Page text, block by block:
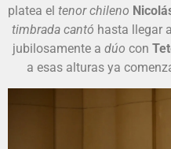
platea el tenor chileno
timbrada cantó hasta llegar
jubilosamente a dúo con
a esas alturas ya